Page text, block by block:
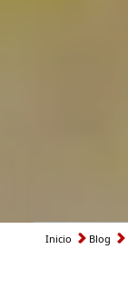
Inicio Blog